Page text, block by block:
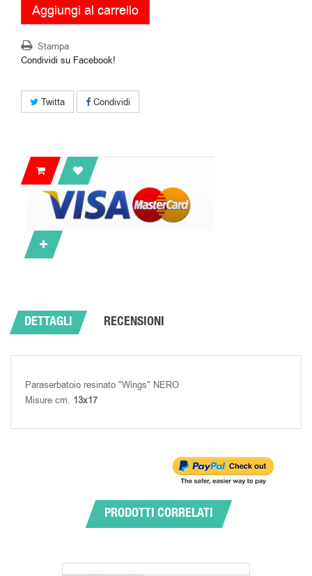
Aggiungi al carrello
Stampa
Condividi su Facebook!
Twitta Condividi
DETTAGLI RECENSIONI
Paraserbatoio resinato "Wings" NERO
Misure cm. 13x17
PRODOTTI CORRELATI